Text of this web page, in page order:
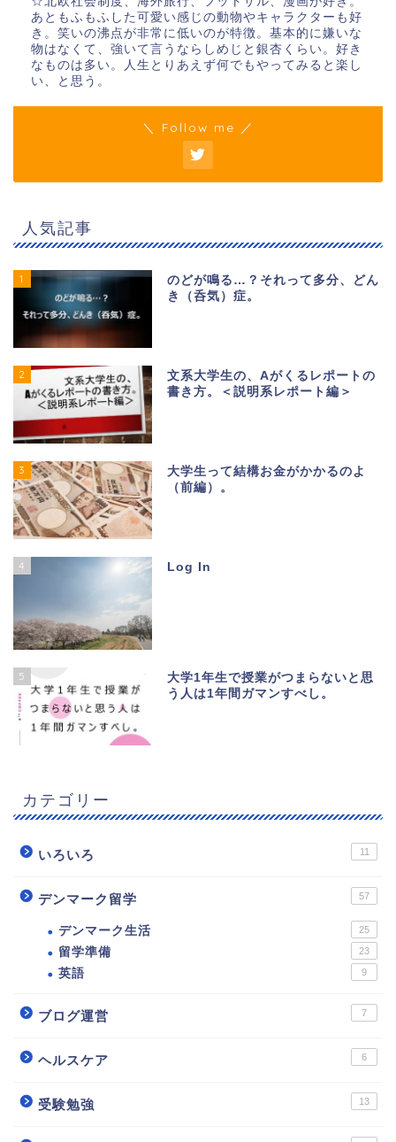
あともふもふした可愛い感じの動物やキャラクターも好
き。笑いの沸点が非常に低いのが特徴。基本的に嫌いな
物はなくて、強いて言うならしめじと銀杏くらい。好き
なものは多い。人生とりあえず何でもやってみると楽し
い、と思う。
＼ Follow me ／
人気記事
1
のどが鳴る…？それって多分、どん
き（呑気）症。
2
文系大学生の、Aがくるレポートの
書き方。＜説明系レポート編＞
3
大学生って結構お金がかかるのよ
（前編）。
4 Log In
5
大学1年生で授業がつまらないと思
う人は1年間ガマンすべし。
カテゴリー
いろいろ 11
デンマーク留学 57
デンマーク生活 25
留学準備 23
英語 9
ブログ運営 7
ヘルスケア 6
受験勉強 13